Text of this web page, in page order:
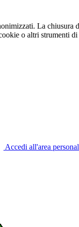
La
o altri strumenti
Accedi all'area